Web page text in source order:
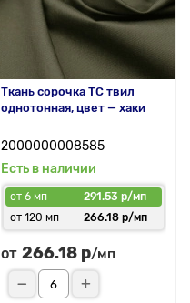
Ткань сорочка ТС твил
однотонная, цвет — хаки
2000000008585
Есть в наличии
от 6 мп
291.53 р/мп
от 120 мп
266.18 р/мп
от 266.18 р/мп